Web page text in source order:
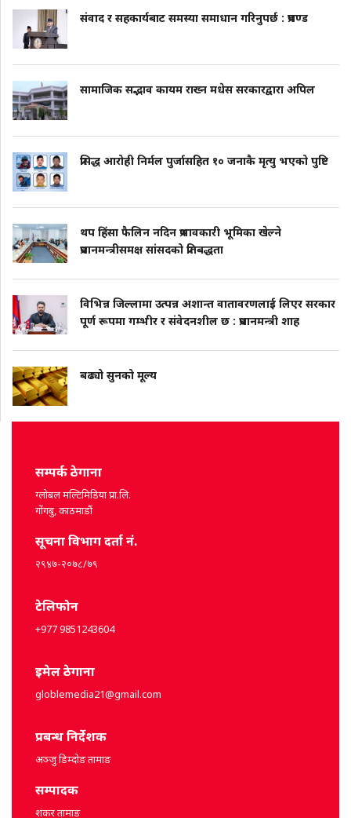
संवाद र सहकार्यबाट समस्या समाधान गरिनुपर्छ : प्रचण्ड
सामाजिक सद्भाव कायम राख्न मधेस सरकारद्वारा अपिल
प्रसिद्ध आरोही निर्मल पुर्जासहित १० जनाकै मृत्यु भएको पुष्टि
थप हिंसा फैलिन नदिन प्रभावकारी भूमिका खेल्ने
प्रधानमन्त्रीसमक्ष सांसदको प्रतिबद्धता
विभिन्न जिल्लामा उत्पन्न अशान्त वातावरणलाई लिएर सरकार
पूर्ण रूपमा गम्भीर र संवेदनशील छ : प्रधानमन्त्री शाह
बढ्यो सुनको मूल्य
सम्पर्क ठेगाना
ग्लोबल मल्टिमिडिया प्रा.लि.
गोंगबु, काठमाडौं
सूचना विभाग दर्ता नं.
२९४७-२०७८/७९
टेलिफोन
+977 9851243604
इमेल ठेगाना
globlemedia21@gmail.com
प्रबन्ध निर्देशक
अञ्जु डिम्दोङ तामाङ
सम्पादक
शंकर तामाङ